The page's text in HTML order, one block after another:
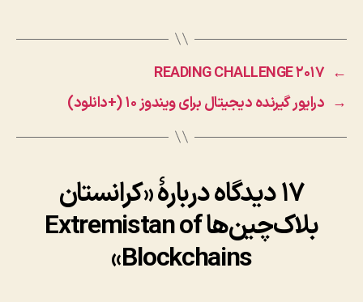
← ۲۰۱۷ READING CHALLENGE
→ درایور گیرنده دیجیتال برای ویندوز ۱۰ (+دانلود)
۱۷ دیدگاه دربارهٔ «کرانستان
بلاک‌چین‌ها Extremistan of
Blockchains»